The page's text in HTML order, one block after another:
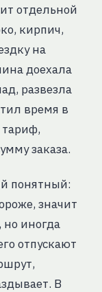
отдельной
кирпич,
на
доехала
развезла
время в
тариф,
заказа.
понятный:
значит
но иногда
отпускают
В